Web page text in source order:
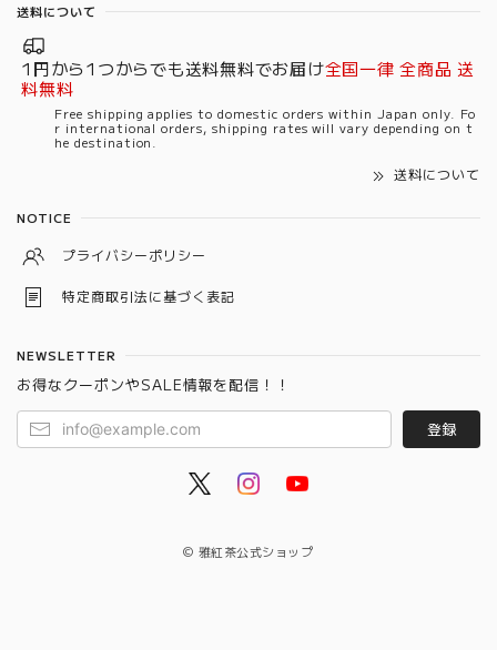
送料について
1円から1つからでも送料無料でお届け全国一律 全商品 送
料無料
Free shipping applies to domestic orders within Japan only. Fo
r international orders, shipping rates will vary depending on t
he destination.
送料について
NOTICE
プライバシーポリシー
特定商取引法に基づく表記
NEWSLETTER
お得なクーポンやSALE情報を配信！！
登録
© 雅紅茶公式ショップ